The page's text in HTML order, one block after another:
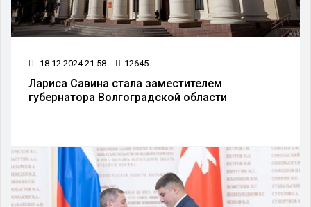
18.12.2024 21:58 12645
Лариса Савина стала заместителем
губернатора Волгоградской области